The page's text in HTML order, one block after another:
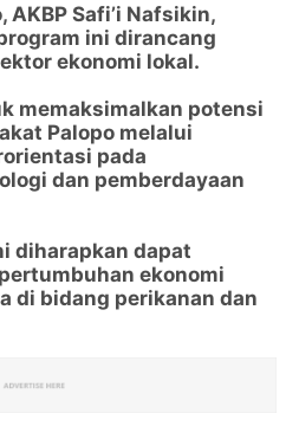
AKBP Safi’i Nafsikin,
ini dirancang
ekonomi lokal.
memaksimalkan potensi
Palopo melalui
pada
dan pemberdayaan
diharapkan dapat
ekonomi
di bidang perikanan dan